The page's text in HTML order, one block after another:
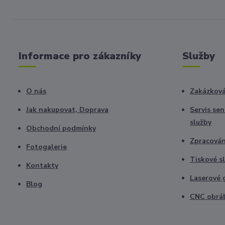
Informace pro zákazníky
O nás
Jak nakupovat, Doprava
Obchodní podmínky
Fotogalerie
Kontakty
Blog
Služby
Servis
služby
Tiskové
Laserové
CNC